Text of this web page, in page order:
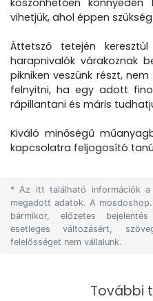
köszönhetően
vihetjük, ahol éppen
Áttetsző tetején
harapnivalók várakoznak
pikniken veszünk részt,
felnyitni, ha egy adott
rápillantani és máris
Kiváló minőségű
kapcsolatra feljogosító
* Az itt található információk
megadott adatok. A
bármikor, előzetes
esetleges változásért,
felelősséget nem vállalunk.
További